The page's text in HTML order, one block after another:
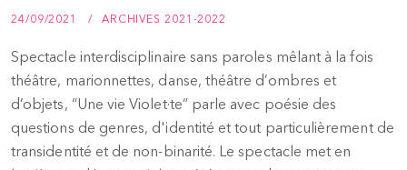
24/09/2021 ARCHIVES 2021-2022
Spectacle interdisciplinaire sans paroles mêlant à la fois
théâtre, marionnettes, danse, théâtre d’ombres et
d’objets, “Une vie Violet·te” parle avec poésie des
questions de genres, d'identité et tout particulièrement de
transidentité et de non-binarité. Le spectacle met en